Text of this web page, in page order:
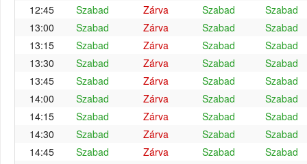
12:45
Szabad Zárva Szabad
Szabad
13:00
Szabad Zárva Szabad
Szabad
13:15
Szabad Zárva Szabad
Szabad
13:30
Szabad Zárva Szabad
Szabad
13:45
Szabad Zárva Szabad
Szabad
14:00
Szabad Zárva Szabad
Szabad
14:15
Szabad Zárva Szabad
Szabad
14:30
Szabad Zárva Szabad
Szabad
14:45
Szabad Zárva Szabad
Szabad